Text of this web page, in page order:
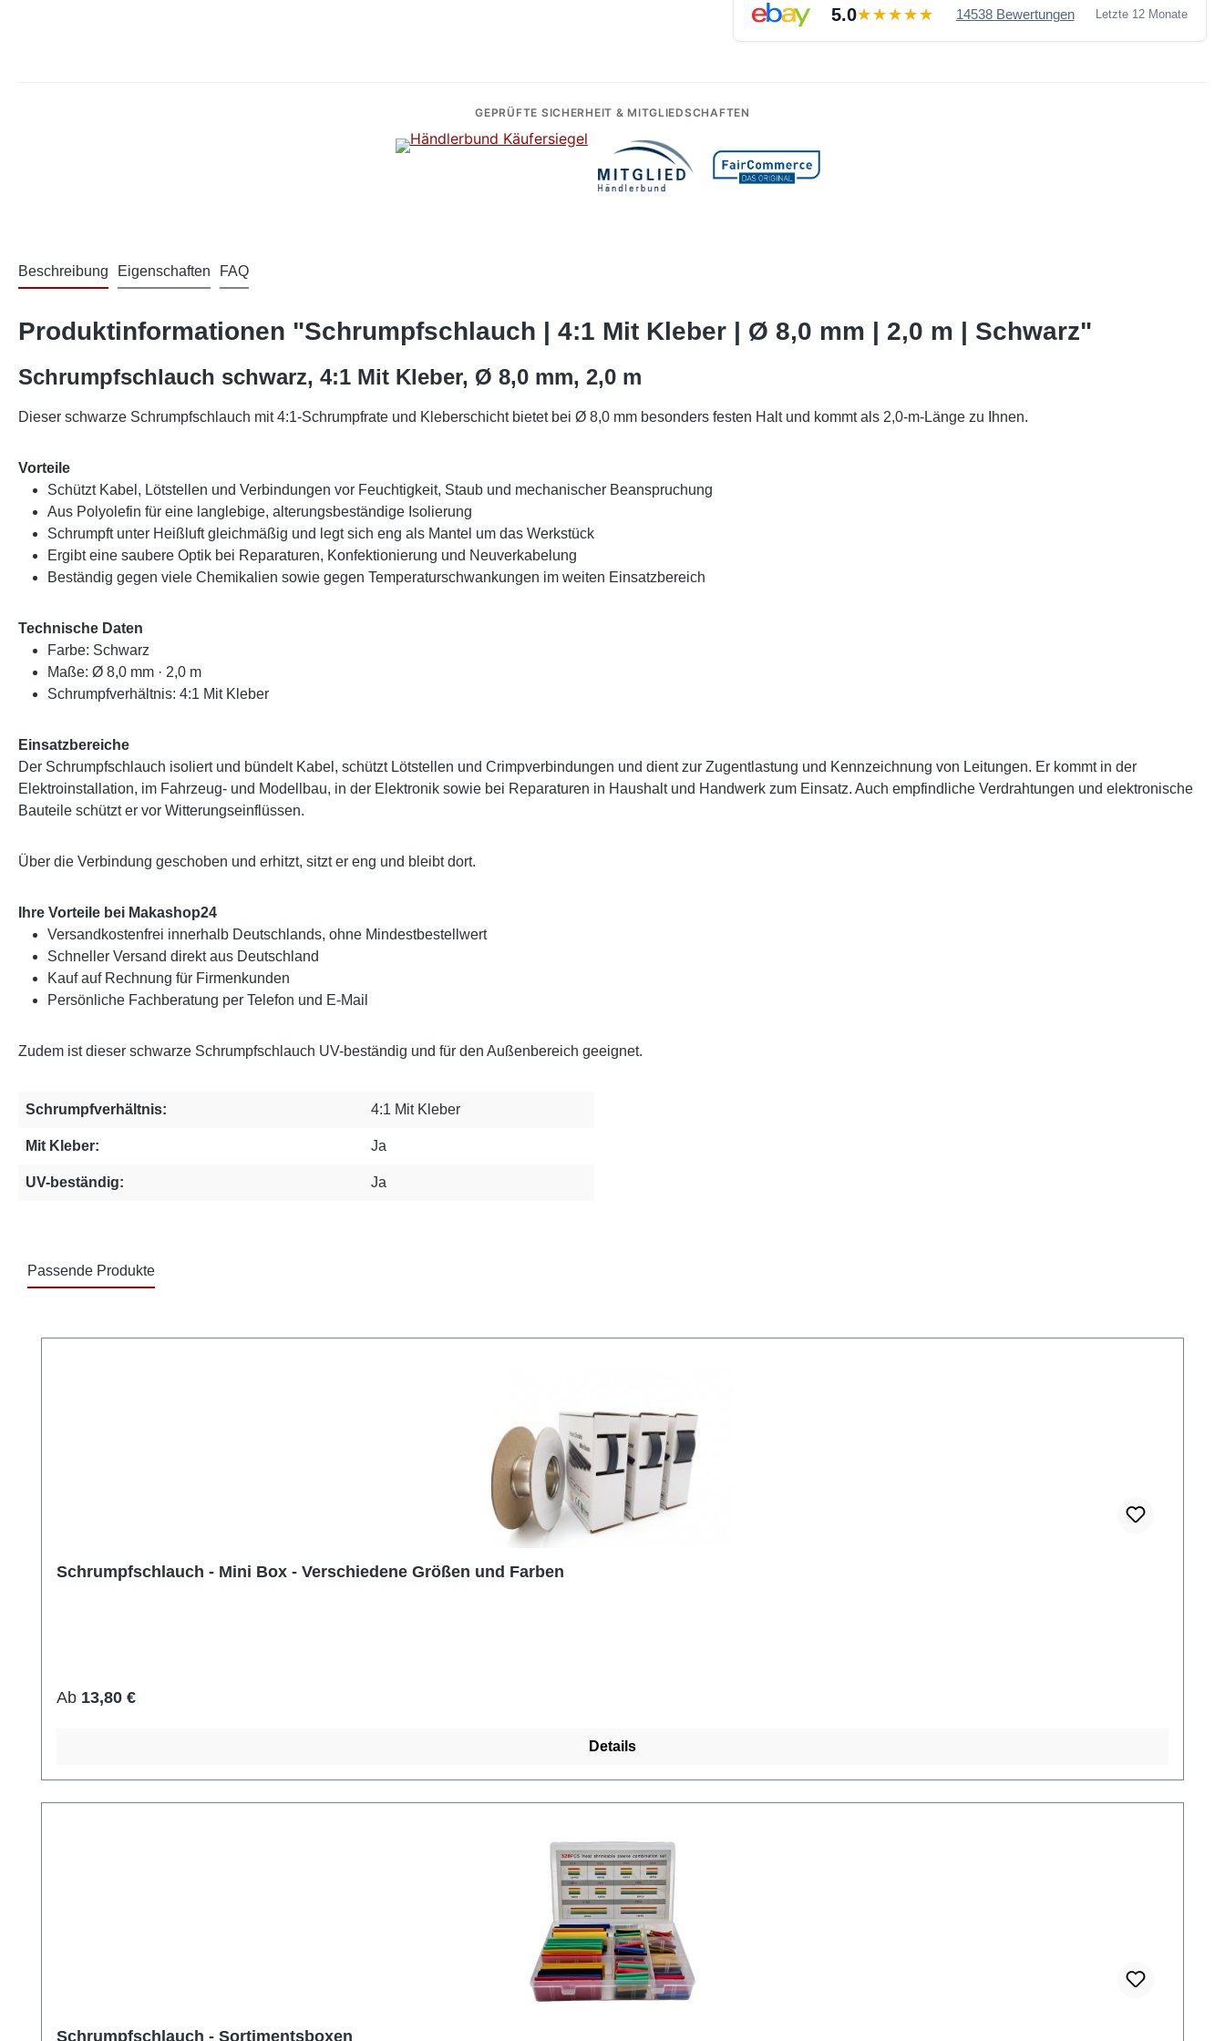
5.0 14538 Bewertungen Letzte 12 Monate
GEPRÜFTE SICHERHEIT & MITGLIEDSCHAFTEN
Beschreibung Eigenschaften FAQ
Produktinformationen "Schrumpfschlauch | 4:1 Mit Kleber | Ø 8,0 mm | 2,0 m | Schwarz"
Schrumpfschlauch schwarz, 4:1 Mit Kleber, Ø 8,0 mm, 2,0 m
Dieser schwarze Schrumpfschlauch mit 4:1-Schrumpfrate und Kleberschicht bietet bei Ø 8,0 mm besonders festen Halt und kommt als 2,0-m-Länge zu Ihnen.
Vorteile
Schützt Kabel, Lötstellen und Verbindungen vor Feuchtigkeit, Staub und mechanischer Beanspruchung
Aus Polyolefin für eine langlebige, alterungsbeständige Isolierung
Schrumpft unter Heißluft gleichmäßig und legt sich eng als Mantel um das Werkstück
Ergibt eine saubere Optik bei Reparaturen, Konfektionierung und Neuverkabelung
Beständig gegen viele Chemikalien sowie gegen Temperaturschwankungen im weiten Einsatzbereich
Technische Daten
Farbe: Schwarz
Maße: Ø 8,0 mm · 2,0 m
Schrumpfverhältnis: 4:1 Mit Kleber
Einsatzbereiche
Der Schrumpfschlauch isoliert und bündelt Kabel, schützt Lötstellen und Crimpverbindungen und dient zur Zugentlastung und Kennzeichnung von Leitungen. Er kommt in der
Elektroinstallation, im Fahrzeug- und Modellbau, in der Elektronik sowie bei Reparaturen in Haushalt und Handwerk zum Einsatz. Auch empfindliche Verdrahtungen und elektronische
Bauteile schützt er vor Witterungseinflüssen.
Über die Verbindung geschoben und erhitzt, sitzt er eng und bleibt dort.
Ihre Vorteile bei Makashop24
Versandkostenfrei innerhalb Deutschlands, ohne Mindestbestellwert
Schneller Versand direkt aus Deutschland
Kauf auf Rechnung für Firmenkunden
Persönliche Fachberatung per Telefon und E-Mail
Zudem ist dieser schwarze Schrumpfschlauch UV-beständig und für den Außenbereich geeignet.
Schrumpfverhältnis: 4:1 Mit Kleber
Mit Kleber: Ja
UV-beständig: Ja
Passende Produkte
Schrumpfschlauch - Mini Box - Verschiedene Größen und Farben
Regulärer Preis:
Ab 13,80 €
Details
Schrumpfschlauch - Sortimentsboxen